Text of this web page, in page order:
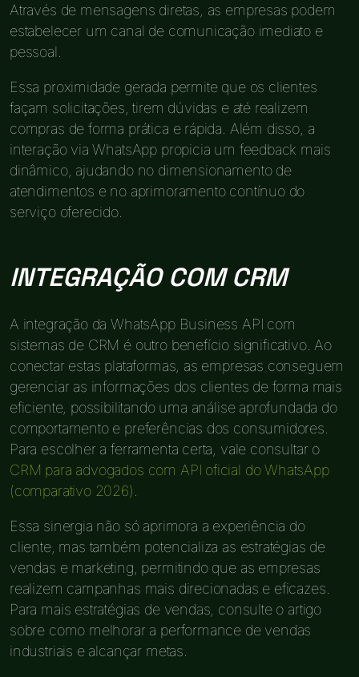
Através de mensagens diretas, as empresas podem
estabelecer um canal de comunicação imediato e
pessoal.
Essa proximidade gerada permite que os clientes
façam solicitações, tirem dúvidas e até realizem
compras de forma prática e rápida. Além disso, a
interação via WhatsApp propicia um feedback mais
dinâmico, ajudando no dimensionamento de
atendimentos e no aprimoramento contínuo do
serviço oferecido.
INTEGRAÇÃO COM CRM
A integração da WhatsApp Business API com
sistemas de CRM é outro benefício significativo. Ao
conectar estas plataformas, as empresas conseguem
gerenciar as informações dos clientes de forma mais
eficiente, possibilitando uma análise aprofundada do
comportamento e preferências dos consumidores.
Para escolher a ferramenta certa, vale consultar o
CRM para advogados com API oficial do WhatsApp
(comparativo 2026)
Essa sinergia não só aprimora a experiência do
cliente, mas também potencializa as estratégias de
vendas e marketing, permitindo que as empresas
realizem campanhas mais direcionadas e eficazes.
Para mais estratégias de vendas, consulte o artigo
sobre como melhorar a performance de vendas
industriais e alcançar metas.